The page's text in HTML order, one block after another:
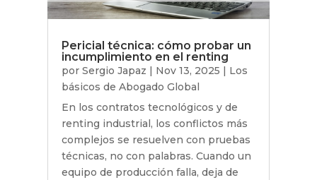
Pericial técnica: cómo probar un
incumplimiento en el renting
porSergio Japaz Nov 13, 2025
Los
básicos de Abogado Global
En los contratos tecnológicos y de
renting industrial, los conflictos más
complejos se resuelven con pruebas
técnicas, no con palabras. Cuando un
equipo de producción falla, deja de